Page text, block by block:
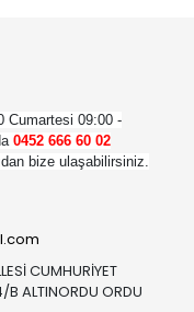
Cumartesi 09:00 -
0452 666 60 02
bize ulaşabilirsiniz.
CUMHURİYET
ALTINORDU ORDU